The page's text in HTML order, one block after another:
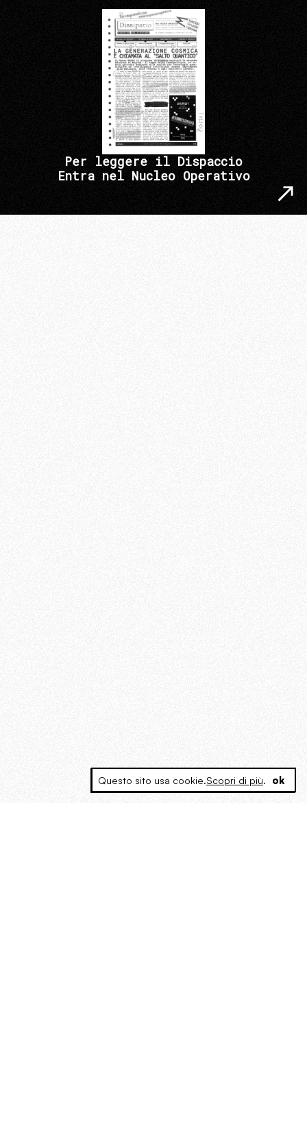
Per leggere il Dispaccio
Entra nel Nucleo Operativo
Questo sito usa cookie.Scopri di più. ok